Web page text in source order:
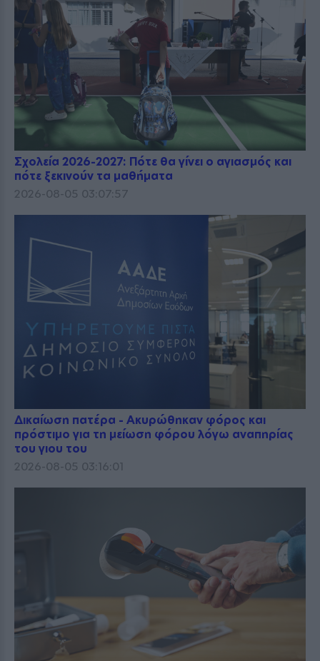
Σχολεία 2026-2027: Πότε θα γίνει ο αγιασμός και
πότε ξεκινούν τα μαθήματα
2026-08-05 03:07:57
Δικαίωση πατέρα - Ακυρώθηκαν φόρος και
πρόστιμο για τη μείωση φόρου λόγω αναπηρίας
του γιου του
2026-08-05 03:16:01